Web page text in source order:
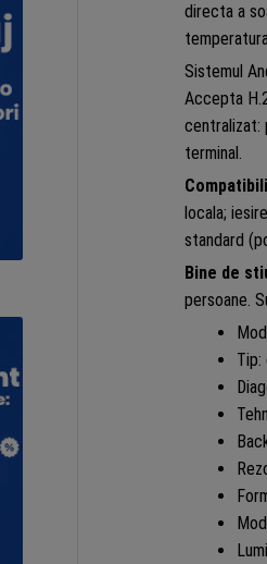
directa a
Sistemul
Accepta
centralizat:
terminal.
locala;
standard
Bine de
persoane.
Tip: